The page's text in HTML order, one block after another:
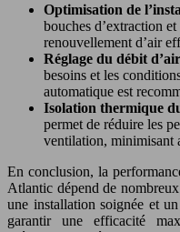
Optimisation de
bouches d’extraction
renouvellement d’air
Réglage du débit
besoins et les
automatique est
Isolation thermique
permet de réduire les
ventilation, minimisant
En conclusion, la
Atlantic dépend de
une installation soignée et
garantir une efficacité